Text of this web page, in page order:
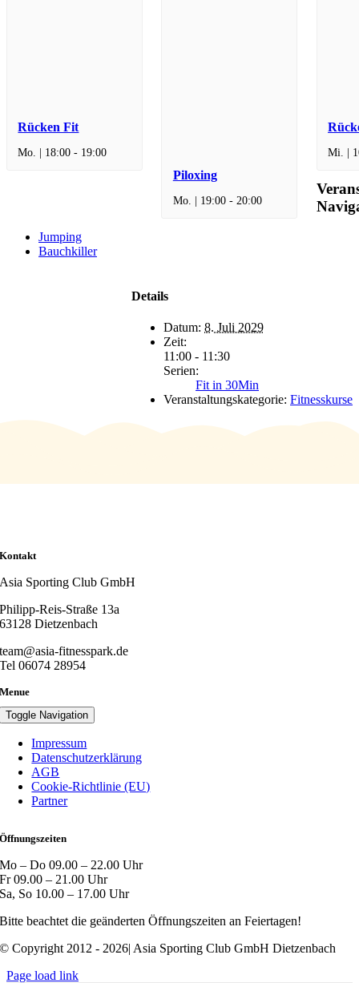
Rücken Fit
Mo. | 18:00 - 19:00
Piloxing
Mo. | 19:00- 20:00
Mi. |
Jumping
Bauchkiller
Details
Datum: 8. Juli 2029
Zeit:
11:00 - 11:30
Serien:
Fit in 30Min
Veranstaltungskategorie: Fitnesskurse
Kontakt
Asia Sporting Club GmbH
Philipp-Reis-Straße 13a
63128 Dietzenbach
team@asia-fitnesspark.de
Tel 06074 28954
Menue
Toggle Navigation
Impressum
Datenschutzerklärung
AGB
Cookie-Richtlinie (EU)
Partner
Öffnungszeiten
Mo – Do 09.00 – 22.00 Uhr
Fr 09.00 – 21.00 Uhr
Sa, So 10.00 – 17.00 Uhr
Bitte beachtet die geänderten Öffnungszeiten an Feiertagen!
© Copyright 2012 - 2026| Asia Sporting Club GmbH Dietzenbach
Page load link